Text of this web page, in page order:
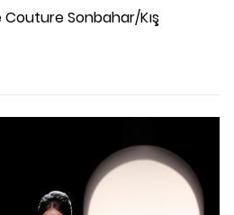
Couture Sonbahar/Kış